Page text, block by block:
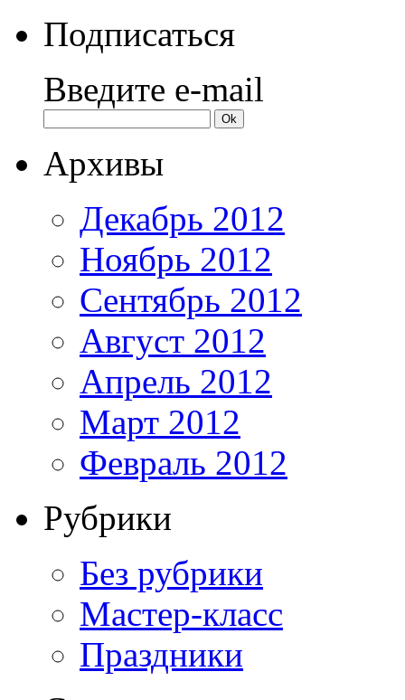
Подписаться
Введите e-mail
Архивы
Декабрь 2012
Ноябрь 2012
Сентябрь 2012
Август 2012
Апрель 2012
Март 2012
Февраль 2012
Рубрики
Без рубрики
Мастер-класс
Праздники